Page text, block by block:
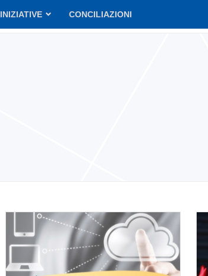
INIZIATIVE CONCILIAZIONI